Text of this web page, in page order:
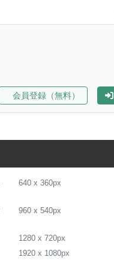
会員登録（無料）
640x 360px
960x 540px
1280x 720px
1920x 1080px